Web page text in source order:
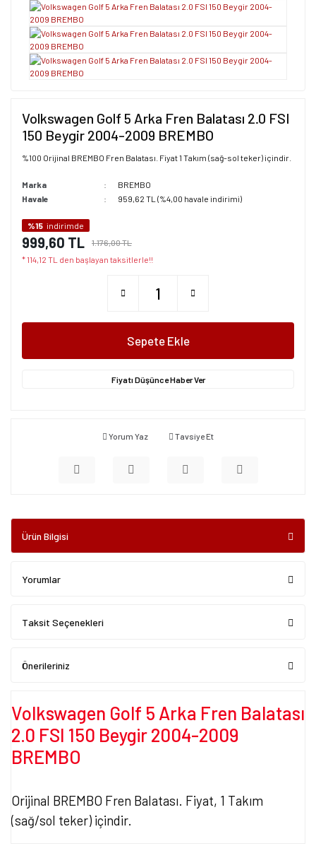
Volkswagen Golf 5 Arka Fren Balatası 2.0 FSI
150 Beygir 2004-2009 BREMBO
%100 Orijinal BREMBO Fren Balatası. Fiyat 1 Takım (sağ-sol teker) içindir.
Marka
BREMBO
Havale
959,62 TL (%4,00 havale indirimi)
%15 indirimde
999,60 TL
1.176,00 TL
* 114,12 TL den başlayan taksitlerle!!
Sepete Ekle
Fiyatı Düşünce Haber Ver
Yorum Yaz Tavsiye Et
Ürün Bilgisi
Yorumlar
Taksit Seçenekleri
Önerileriniz
Volkswagen Golf 5 Arka Fren Balatası
2.0 FSI 150 Beygir 2004-2009
BREMBO
Orijinal BREMBO Fren Balatası. Fiyat, 1 Takım
(sağ/sol teker) içindir.